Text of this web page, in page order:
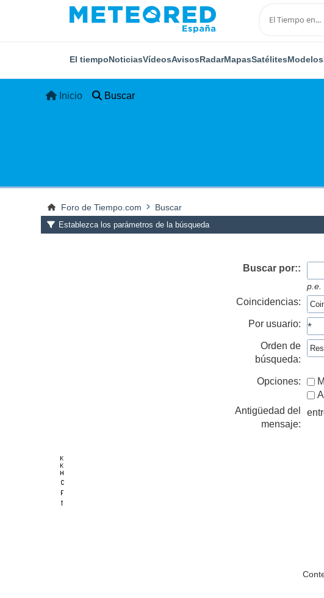
El tiempoNoticiasVídeosAvisosRadarMapasSatélitesModelos
Inicio Buscar
Foro de Tiempo.com Buscar
Establezca los parámetros de la búsqueda
Buscar por::
p.e.
Coincidencias:
Por usuario:
Orden de
búsqueda:
Opciones:
Antigüedad del
mensaje: